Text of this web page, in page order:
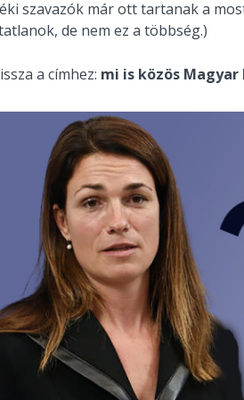
szavazók már ott tartanak a
de nem ez a többség.)
a címhez: mi is közös Magyar